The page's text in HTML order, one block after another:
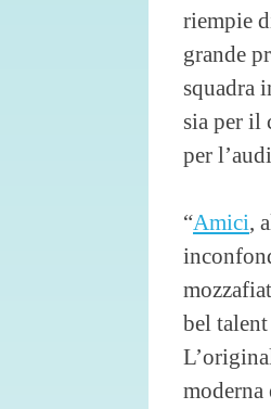
riempie
grande
squadra
sia per il
per
“Amici,
bel
moderna